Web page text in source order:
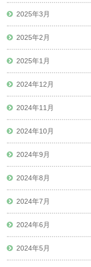
2025年3月
2025年2月
2025年1月
2024年12月
2024年11月
2024年10月
2024年9月
2024年8月
2024年7月
2024年6月
2024年5月